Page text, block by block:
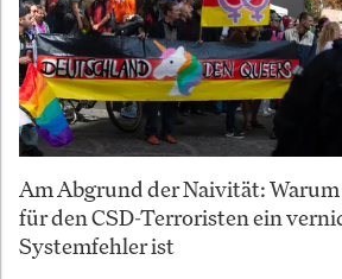
Am Abgrund der Naivität:
für den CSD-Terroristen ein
Systemfehler ist